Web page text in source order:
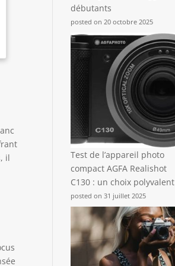
il
débutants
posted on 20 octobre 2025
Test de l’appareil photo
compact AGFA Realishot
C130 : un choix polyvalent
posted on 31 juillet 2025